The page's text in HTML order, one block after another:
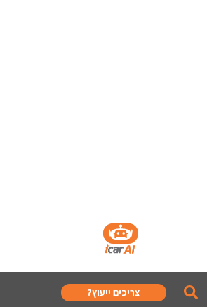
צריכים ייעוץ?